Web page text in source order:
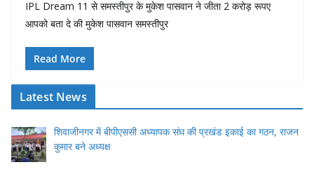
IPL Dream 11 से समस्तीपुर के मुकेश पासवान ने जीता 2 करोड़ रूपए
आपको बता दे की मुकेश पासवान समस्तीपुर
Read More
Latest News
शिवाजीनगर में बीपीएससी अध्यापक संघ की प्रखंड इकाई का गठन, राजन
कुमार बने अध्यक्ष